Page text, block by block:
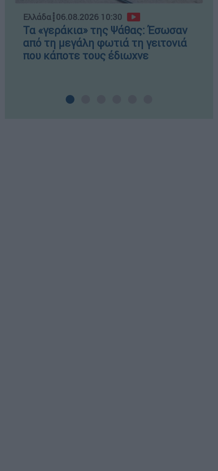
Ελλάδα┋06.08.2026 10:30
Τα «γεράκια» της Ψάθας: Έσωσαν
από τη μεγάλη φωτιά τη γειτονιά
που κάποτε τους έδιωχνε